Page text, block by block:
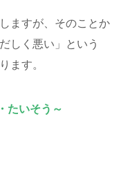
ますが、そのことか
しく悪い」という
ます。
たいそう～